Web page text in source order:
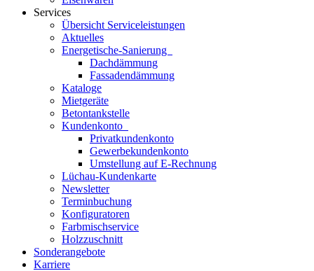
Services
Übersicht Serviceleistungen
Aktuelles
Energetische-Sanierung
Dachdämmung
Fassadendämmung
Kataloge
Mietgeräte
Betontankstelle
Kundenkonto
Privatkundenkonto
Gewerbekundenkonto
Umstellung auf E-Rechnung
Lüchau-Kundenkarte
Newsletter
Terminbuchung
Konfiguratoren
Farbmischservice
Holzzuschnitt
Sonderangebote
Karriere